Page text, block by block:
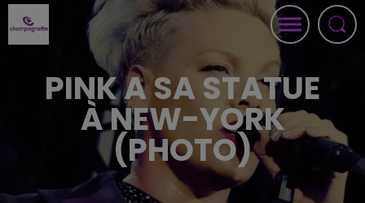
PINK A SA STATUE
À NEW-YORK
(PHOTO)